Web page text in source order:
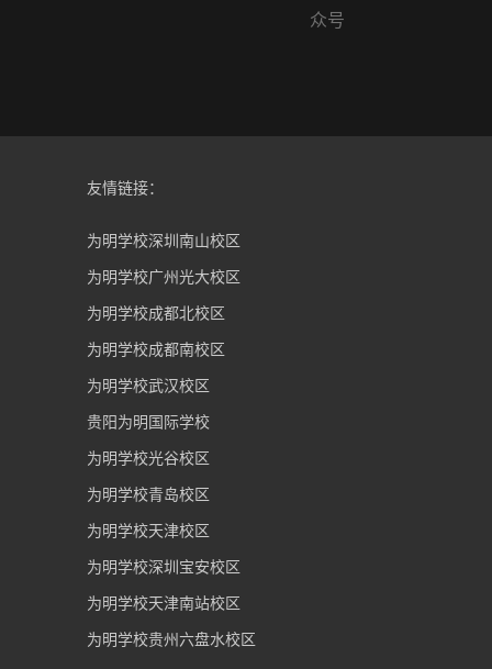
众号
友情链接：
为明学校深圳南山校区
为明学校广州光大校区
为明学校成都北校区
为明学校成都南校区
为明学校武汉校区
贵阳为明国际学校
为明学校光谷校区
为明学校青岛校区
为明学校天津校区
为明学校深圳宝安校区
为明学校天津南站校区
为明学校贵州六盘水校区